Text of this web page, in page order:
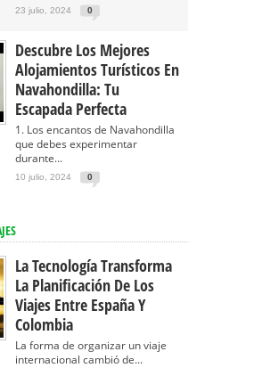
23 julio, 2024 0
Descubre Los Mejores
Alojamientos Turísticos En
Navahondilla: Tu
Escapada Perfecta
1. Los encantos de Navahondilla
que debes experimentar
durante...
10 julio, 2024 0
La Tecnología Transforma
La Planificación De Los
Viajes Entre España Y
Colombia
La forma de organizar un viaje
internacional cambió de...